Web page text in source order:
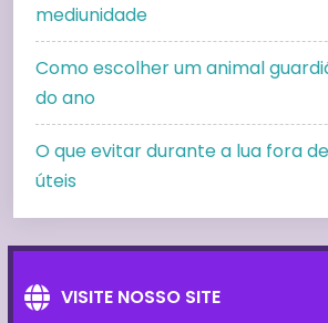
mediunidade
Como escolher um animal
do ano
O que evitar durante a lua fora
úteis
VISITE NOSSO SITE